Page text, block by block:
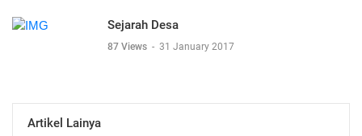
Sejarah Desa
87 Views - 31 January 2017
Artikel Lainya